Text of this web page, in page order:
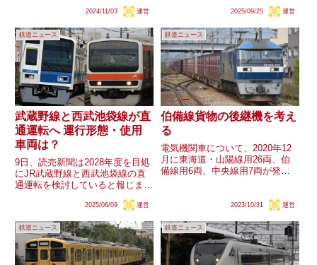
車や205系の故障が頻発するなど
し、車両不足による運休が発生す
る自体もおきていました。今後は
205系を置き換えると...
2024/11/03 運営
を開始すると発表しました。ま
た、労組資料によると中央・総武
線のワンマン化対象車両はE231
系500番台に加えて山手線...
2025/09/25 運営
鉄道ニュース
武蔵野線と西武池袋線が直
通運転へ 運行形態・使用
車両は？
9日、読売新聞は2028年度を目処
にJR武蔵野線と西武池袋線の直
通運転を検討していると報じまし
甲種輸送用の連絡線で繋がってお
の直通運転が実現することによる
運行形態や使用車両はどうな...
2025/06/09 運営
鉄道ニュース
伯備線貨物の後継機を考え
る
電気機関車について、2020年12
月に東海道・山陽線用26両、伯
備線用6両、中央線用7両が発注
は後継形式が必ずしも見えていま
十分なのか、EF510...
2023/10/31 運営
鉄道ニュース 鉄道ニュース